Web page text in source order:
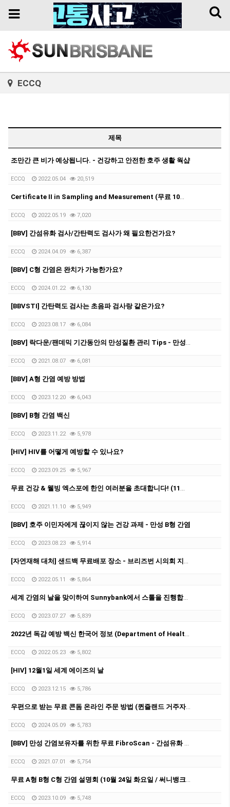
Toggle
Toggle
ECCQ
제목
조만간 큰 비가 예상됩니다. - 건강하고 안전한 호주 생활 웍샵
ECCQ 2022.05.04 20,519
Certificate II in Sampling and Measurement (무료 10주 코스) - Newstead
ECCQ 2022.05.19 7,020
[BBV] 간섬유화 검사/간탄력도 검사가 왜 필요한건가요?
ECCQ 2024.04.09 6,387
[BBV] C형 간염은 완치가 가능한가요?
ECCQ 2024.01.22 6,130
[BBVSTI] 간탄력도 검사는 초음파 검사랑 같은가요?
ECCQ 2023.08.17 6,084
[BBV] 락다운/팬데믹 기간동안의 만성질환 관리 Tips - 만성 B형 간염 관리를 중심으로
ECCQ 2021.08.07 6,081
[BBV] A형 간염 예방 방법
ECCQ 2023.12.20 6,043
[BBV] B형 간염 백신
ECCQ 2023.11.22 5,978
[HIV] HIV를 어떻게 예방할 수 있나요?
ECCQ 2023.09.25 5,967
무료 건강 & 웰빙 엑스포에 한인 여러분을 초대합니다! (11월27일 토요일)
ECCQ 2021.11.10 5,949
[BBV] 호주 이민자에게 끊이지 않는 건강 과제 - 만성 B형 간염
ECCQ 2023.08.23 5,914
[자연재해 대처] 샌드백 무료배포 장소 - 브리즈번 시의회 지역 내 배포지역 주소
ECCQ 2022.05.11 5,864
세계 간염의 날을 맞이하여 Sunnybank에서 스톨을 진행합니다.
ECCQ 2023.07.27 5,839
2022년 독감 예방 백신 한국어 정보 (Department of Health) 외 World Wellness Group 프로그램 소개
ECCQ 2022.05.23 5,802
[HIV] 12월1일 세계 에이즈의 날
ECCQ 2023.12.15 5,786
우편으로 받는 무료 콘돔 온라인 주문 방법 (퀸즐랜드 거주자만 이용 가능)
ECCQ 2024.05.09 5,783
[BBV] 만성 간염보유자를 위한 무료 FibroScan - 간섬유화 스캔/간탄력도 검사
ECCQ 2021.07.01 5,754
무료 A형 B형 C형 간염 설명회 (10월 24일 화요일 / 써니뱅크 힐스 쇼핑타운 내 도서관 미팅룸)
ECCQ 2023.10.09 5,748